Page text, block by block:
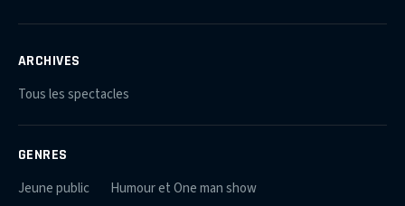
ARCHIVES
Tous les spectacles
GENRES
Jeune public
Humour et One man show